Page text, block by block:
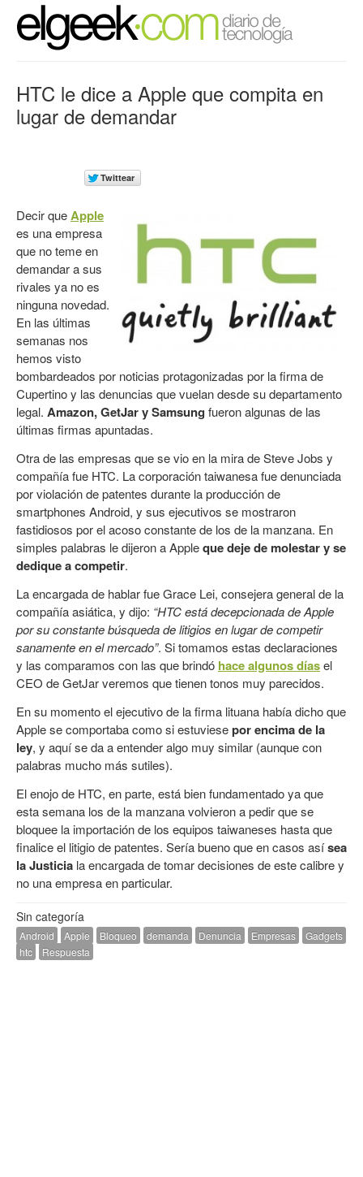
HTC le dice a Apple que compita en
lugar de demandar
Decir queApple
es una empresa
que no teme en
demandar a sus
rivales ya no es
ninguna novedad.
En las últimas
semanas nos
hemos visto
bombardeados por noticias protagonizadas por la firma de
Cupertino y las denuncias que vuelan desde su departamento
legal. Amazon, GetJar y Samsung fueron algunas de las
últimas firmas apuntadas.
Otra de las empresas que se vio en la mira de Steve Jobs y
compañía fue HTC. La corporación taiwanesa fue denunciada
por violación de patentes durante la producción de
smartphones Android, y sus ejecutivos se mostraron
fastidiosos por el acoso constante de los de la manzana. En
simples palabras le dijeron a Appleque deje de molestar y se
dedique a competir.
La encargada de hablar fue Grace Lei, consejera general de la
compañía asiática, y dijo: “HTC está decepcionada de Apple
por su constante búsqueda de litigios en lugar de competir
sanamente en el mercado”. Si tomamos estas declaraciones
y las comparamos con las que brindó hace algunos díasel
CEO de GetJar veremos que tienen tonos muy parecidos.
En su momento el ejecutivo de la firma lituana había dicho que
Apple se comportaba como si estuviesepor encima de la
ley, y aquí se da a entender algo muy similar (aunque con
palabras mucho más sutiles).
El enojo de HTC, en parte, está bien fundamentado ya que
esta semana los de la manzana volvieron a pedir que se
bloquee la importación de los equipos taiwaneses hasta que
finalice el litigio de patentes. Sería bueno que en casos asísea
la Justicia la encargada de tomar decisiones de este calibre y
no una empresa en particular.
Sin categoría
Android Apple Bloqueo demanda Denuncia Empresas
Gadgets
htc
Respuesta